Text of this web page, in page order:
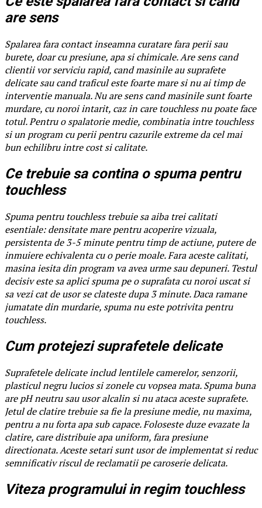
are sens
Spalarea fara contact inseamna curatare fara perii sau
burete, doar cu presiune, apa si chimicale. Are sens cand
clientii vor serviciu rapid, cand masinile au suprafete
delicate sau cand traficul este foarte mare si nu ai timp de
interventie manuala. Nu are sens cand masinile sunt foarte
murdare, cu noroi intarit, caz in care touchless nu poate face
totul. Pentru o spalatorie medie, combinatia intre touchless
si un program cu perii pentru cazurile extreme da cel mai
bun echilibru intre cost si calitate.
Ce trebuie sa contina o spuma pentru
touchless
Spuma pentru touchless trebuie sa aiba trei calitati
esentiale: densitate mare pentru acoperire vizuala,
persistenta de 3-5 minute pentru timp de actiune, putere de
inmuiere echivalenta cu o perie moale. Fara aceste calitati,
masina iesita din program va avea urme sau depuneri. Testul
decisiv este sa aplici spuma pe o suprafata cu noroi uscat si
sa vezi cat de usor se clateste dupa 3 minute. Daca ramane
jumatate din murdarie, spuma nu este potrivita pentru
touchless.
Cum protejezi suprafetele delicate
Suprafetele delicate includ lentilele camerelor, senzorii,
plasticul negru lucios si zonele cu vopsea mata. Spuma buna
are pH neutru sau usor alcalin si nu ataca aceste suprafete.
Jetul de clatire trebuie sa fie la presiune medie, nu maxima,
pentru a nu forta apa sub capace. Foloseste duze evazate la
clatire, care distribuie apa uniform, fara presiune
directionata. Aceste setari sunt usor de implementat si reduc
semnificativ riscul de reclamatii pe caroserie delicata.
Viteza programului in regim touchless